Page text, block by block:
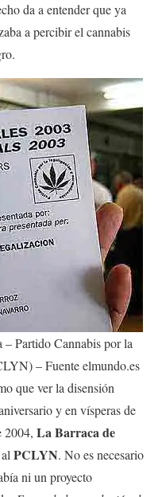
da a entender que ya
a percibir el cannabis
Partido Cannabis por la
– Fuente elmundo.es
que ver la disensión
y en vísperas de
2004, La Barraca de
PCLYN. No es necesario
ni un proyecto